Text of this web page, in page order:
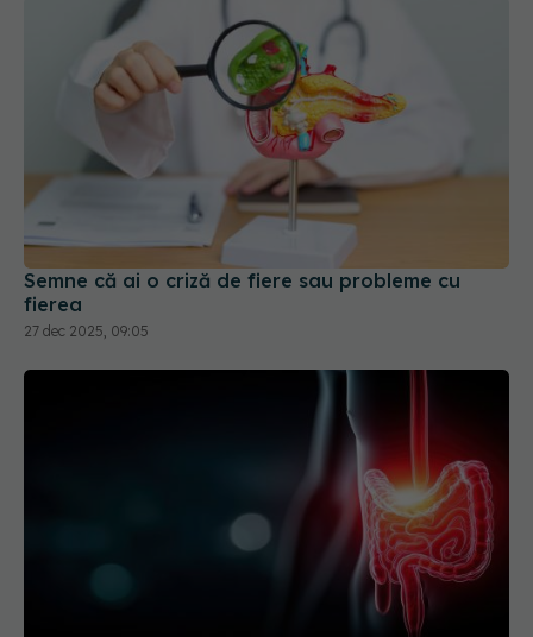
Semne că ai o criză de fiere sau probleme cu
fierea
27 dec 2025, 09:05